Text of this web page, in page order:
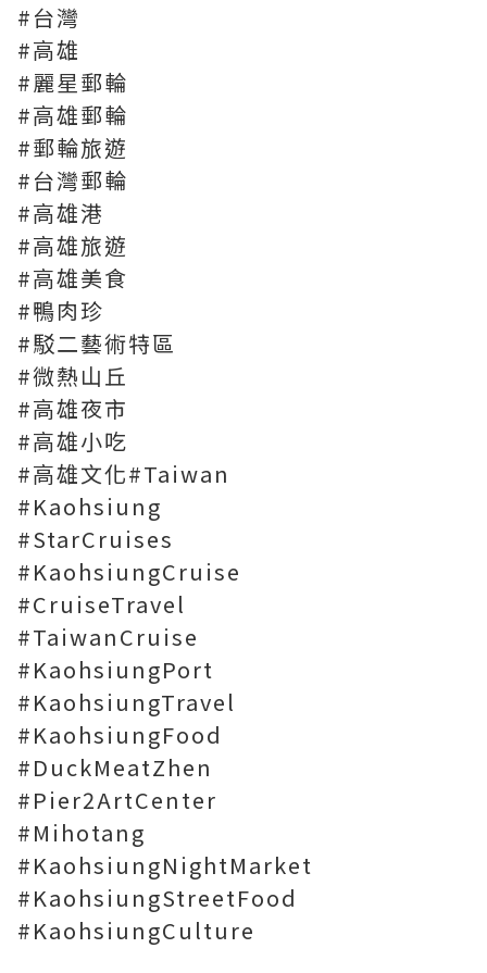
#台灣
#高雄
#麗星郵輪
#高雄郵輪
#郵輪旅遊
#台灣郵輪
#高雄港
#高雄旅遊
#高雄美食
#鴨肉珍
#駁二藝術特區
#微熱山丘
#高雄夜市
#高雄小吃
#高雄文化#Taiwan
#Kaohsiung
#StarCruises
#KaohsiungCruise
#CruiseTravel
#TaiwanCruise
#KaohsiungPort
#KaohsiungTravel
#KaohsiungFood
#DuckMeatZhen
#Pier2ArtCenter
#Mihotang
#KaohsiungNightMarket
#KaohsiungStreetFood
#KaohsiungCulture